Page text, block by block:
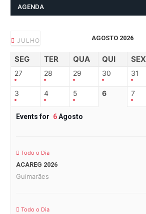
AGENDA
JULHO AGOSTO 2026
SEG TER QUA QUI SEX
27 28 29 30 31
3 4 5 6 7
Events for 6Agosto
Todo o Dia
ACAREG 2026
Guimarães
Todo o Dia